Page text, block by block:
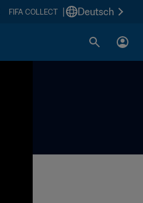
FIFA COLLECT Deutsch